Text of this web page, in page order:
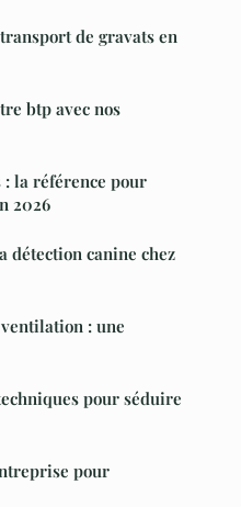
de gravats en
btp avec nos
: la référence pour
2026
canine chez
: une
pour séduire
pour